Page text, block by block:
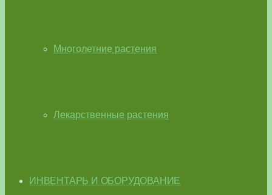
Многолетние растения
Лекарственные растения
ИНВЕНТАРЬ И ОБОРУДОВАНИЕ